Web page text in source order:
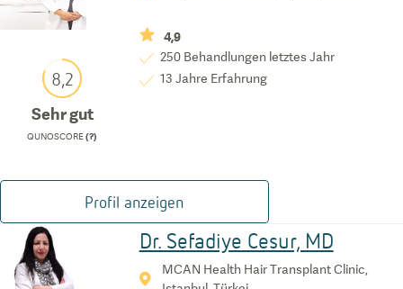
8,2
Sehr gut
QUNOSCORE(?)
4,9
250 Behandlungen letztes Jahr
13 Jahre Erfahrung
Profil anzeigen
Dr. Sefadiye Cesur, MD
MCAN Health Hair Transplant Clinic,